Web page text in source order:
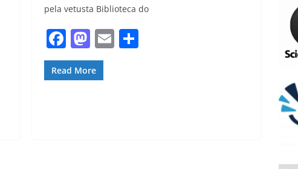
pela vetusta Biblioteca do
F
a
c
M
a
st
E S
Read More